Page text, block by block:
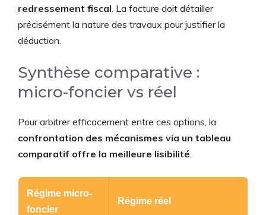
redressement fiscal. La facture doit détailler
précisément la nature des travaux pour justifier la
déduction.
Synthèse comparative :
micro-foncier vs réel
Pour arbitrer efficacement entre ces options, la
confrontation des mécanismes via un tableau
comparatif offre la meilleure lisibilité.
Régime micro-
foncier
Régime réel